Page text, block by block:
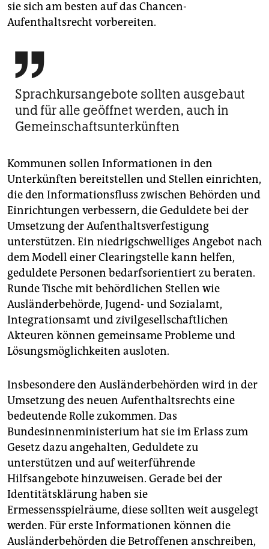
sie sich am besten auf das Chancen-
Aufenthaltsrecht vorbereiten.

Sprachkursangebote sollten ausgebaut
und für alle geöffnet werden, auch in
Gemeinschaftsunterkünften
Kommunen sollen Informationen in den
Unterkünften bereitstellen und Stellen einrichten,
die den Informationsfluss zwischen Behörden und
Einrichtungen verbessern, die Geduldete bei der
Umsetzung der Aufenthaltsverfestigung
unterstützen. Ein niedrigschwelliges Angebot nach
dem Modell einer Clearingstelle kann helfen,
geduldete Personen bedarfsorientiert zu beraten.
Runde Tische mit behördlichen Stellen wie
Ausländerbehörde, Jugend- und Sozialamt,
Integrationsamt und zivilgesellschaftlichen
Akteuren können gemeinsame Probleme und
Lösungsmöglichkeiten ausloten.
Insbesondere den Ausländerbehörden wird in der
Umsetzung des neuen Aufenthaltsrechts eine
bedeutende Rolle zukommen. Das
Bundesinnenministerium hat sie im Erlass zum
Gesetz dazu angehalten, Geduldete zu
unterstützen und auf weiterführende
Hilfsangebote hinzuweisen. Gerade bei der
Identitätsklärung haben sie
Ermessensspielräume, diese sollten weit ausgelegt
werden. Für erste Informationen können die
Ausländerbehörden die Betroffenen anschreiben,